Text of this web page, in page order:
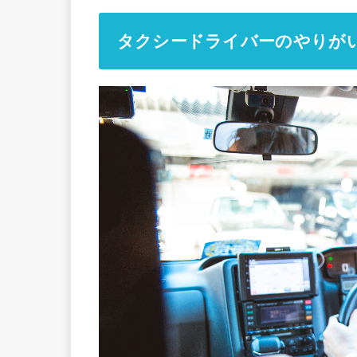
タクシードライバーのやりが